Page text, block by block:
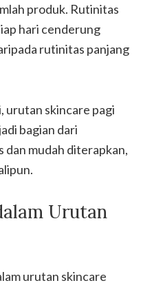
produk. Rutinitas
hari cenderung
rutinitas panjang
urutan skincare pagi
bagian dari
dan mudah diterapkan,
Urutan
urutan skincare